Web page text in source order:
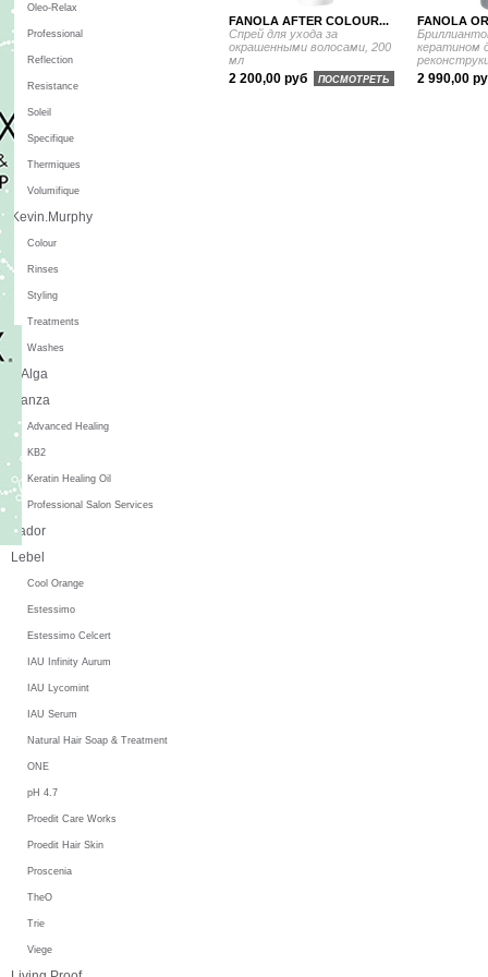
FANOLA AFTER COLOUR...
Спрей для ухода за
окрашенными волосами, 200
мл
2 200,00 руб ПОСМОТРЕТЬ
FANOLA
кератином
2 990,00
Oleo-Relax
Professional
Reflection
Resistance
Soleil
Specifique
Thermiques
Volumifique
Kevin.Murphy
Colour
Rinses
Styling
Treatments
Washes
L'Alga
L'anza
Advanced Healing
KB2
Keratin Healing Oil
Professional Salon Services
Lador
Lebel
Cool Orange
Estessimo
Estessimo Celcert
IAU Infinity Aurum
IAU Lycomint
IAU Serum
Natural Hair Soap & Treatment
ONE
pH 4.7
Proedit Care Works
Proedit Hair Skin
Proscenia
TheO
Trie
Viege